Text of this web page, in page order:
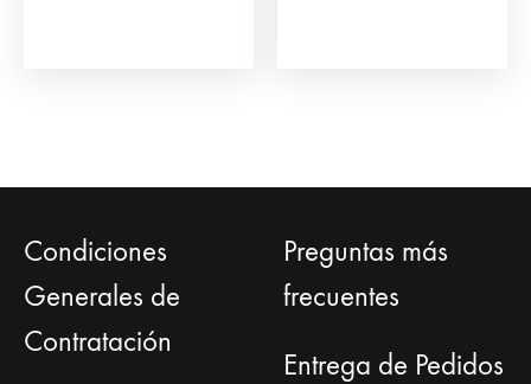
Condiciones
Generales de
Contratación
Preguntas más
frecuentes
Entrega de Pedidos